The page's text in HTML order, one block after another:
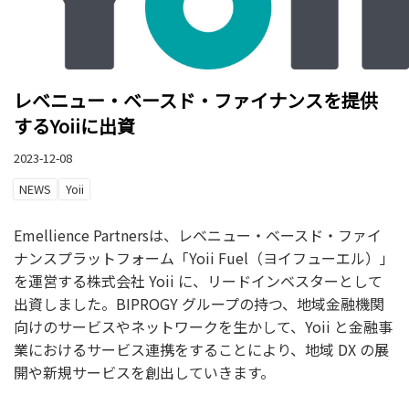
レベニュー・ベースド・ファイナンスを提供
するYoiiに出資
2023-12-08
NEWS
Yoii
Emellience Partnersは、レベニュー・ベースド・ファイ
ナンスプラットフォーム「Yoii Fuel（ヨイフューエル）」
を運営する株式会社 Yoii に、リードインベスターとして
出資しました。BIPROGY グループの持つ、地域金融機関
向けのサービスやネットワークを生かして、Yoii と金融事
業におけるサービス連携をすることにより、地域 DX の展
開や新規サービスを創出していきます。